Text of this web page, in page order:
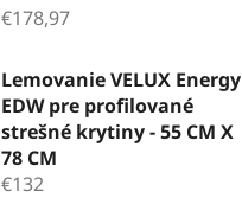
€178,97
Lemovanie VELUX Energy
EDW pre profilované
strešné krytiny - 55 CM X
78 CM
€132